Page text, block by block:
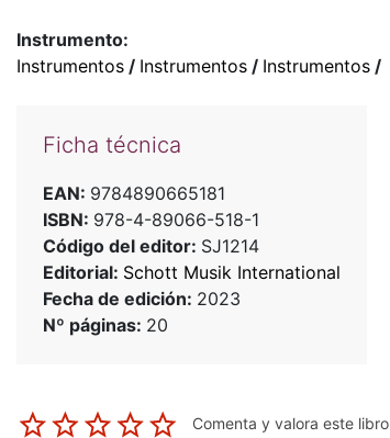
Instrumento:
Instrumentos/ Instrumentos/ Instrumentos/
Ficha técnica
EAN: 9784890665181
ISBN: 978-4-89066-518-1
Código del editor: SJ1214
Editorial: Schott Musik International
Fecha de edición: 2023
Nº páginas: 20
Comenta y valora este libro